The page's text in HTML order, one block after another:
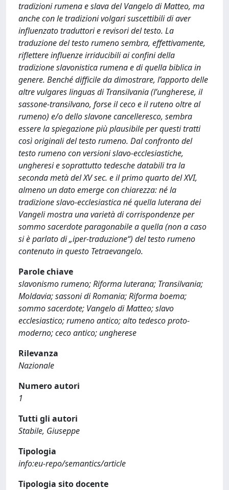
tradizioni rumena e slava del Vangelo di Matteo, ma
anche con le tradizioni volgari suscettibili di aver
influenzato traduttori e revisori del testo. La
traduzione del testo rumeno sembra, effettivamente,
riflettere influenze irriducibili ai confini della
tradizione slavonistica rumena e di quella biblica in
genere. Benché difficile da dimostrare, l’apporto delle
altre vulgares linguas di Transilvania (l’ungherese, il
sassone-transilvano, forse il ceco e il ruteno oltre al
rumeno) e/o dello slavone cancelleresco, sembra
essere la spiegazione più plausibile per questi tratti
così originali del testo rumeno. Dal confronto del
testo rumeno con versioni slavo-ecclesiastiche,
ungheresi e soprattutto tedesche databili tra la
seconda metà del XV sec. e il primo quarto del XVI,
almeno un dato emerge con chiarezza: né la
tradizione slavo-ecclesiastica né quella luterana dei
Vangeli mostra una varietà di corrispondenze per
sommo sacerdote paragonabile a quella (non a caso
si è parlato di „iper-traduzione“) del testo rumeno
contenuto in questo Tetraevangelo.
Parole chiave
slavonismo rumeno; Riforma luterana; Transilvania;
Moldavia; sassoni di Romania; Riforma boema;
sommo sacerdote; Vangelo di Matteo; slavo
ecclesiastico; rumeno antico; alto tedesco proto-
moderno; ceco antico; ungherese
Rilevanza
Nazionale
Numero autori
1
Tutti gli autori
Stabile, Giuseppe
Tipologia
info:eu-repo/semantics/article
Tipologia sito docente